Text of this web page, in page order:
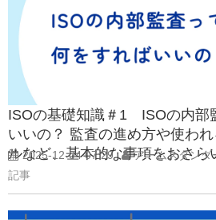
ISOの基礎知識＃1 ISOの内部
いいの？ 監査の進め方や使わ
ルなど、基本的な事項をおさら
2025-12-04 07:29 アームスタンダ
記事